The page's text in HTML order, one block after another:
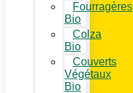
Fourragères
Bio
Colza
Bio
Couverts
Végétaux
Bio